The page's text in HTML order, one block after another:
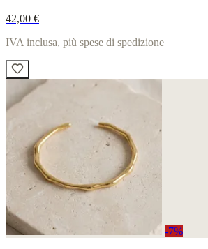
42,00 €
IVA inclusa, più spese di spedizione
-7%